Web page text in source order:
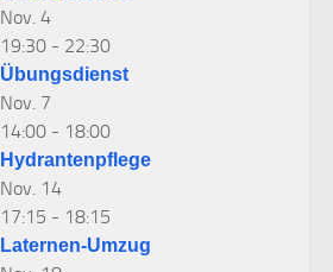
Nov. 4
19:30 - 22:30
Übungsdienst
Nov. 7
14:00 - 18:00
Hydrantenpflege
Nov. 14
17:15 - 18:15
Laternen-Umzug